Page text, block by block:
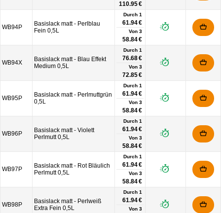
110.95 €
WB94P
Basislack matt - Perlblau
Fein 0,5L
Durch 1
61.94 €
Von 3
58.84 €
WB94X
Basislack matt - Blau Effekt
Medium 0,5L
Durch 1
76.68 €
Von 3
72.85 €
WB95P
Basislack matt - Perlmuttgrün
0,5L
Durch 1
61.94 €
Von 3
58.84 €
WB96P
Basislack matt - Violett
Perlmutt 0,5L
Durch 1
61.94 €
Von 3
58.84 €
WB97P
Basislack matt - Rot Bläulich
Perlmutt 0,5L
Durch 1
61.94 €
Von 3
58.84 €
WB98P
Basislack matt - Perlweiß
Extra Fein 0,5L
Durch 1
61.94 €
Von 3